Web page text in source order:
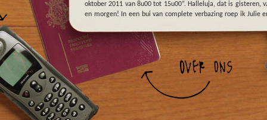
oktober 2011 van 8u00 tot 15u00”. Halleluja, dat is gisteren,
en morgen! In een bui van complete verbazing roep ik Julie
openbaar verkocht. In onze eigen stad! En op de koop toe
niet alleen om het beste model allertijden (300 Tdi), de
bovendien amper 125.000 kilometer op zijn teller staan. De
die ik twee jaar geleden naar Tanzania reed, had er ruim
op zitten en reed nog steeds perfect… Dit is een kans uit de
die we niet mogen laten liggen, morgenvroeg moeten
kijken!
De volgende ochtend is het bar koud. Een wit laagje rijm